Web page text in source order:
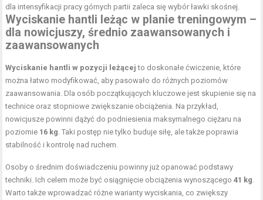
dla intensyfikacji pracy górnych partii zaleca się wybór ławki skośnej.
Wyciskanie hantli leżąc w planie treningowym –
dla nowicjuszy, średnio zaawansowanych i
zaawansowanych
Wyciskanie hantli w pozycji leżącej to doskonałe ćwiczenie, które
można łatwo modyfikować, aby pasowało do różnych poziomów
zaawansowania. Dla osób początkujących kluczowe jest skupienie się na
technice oraz stopniowe zwiększanie obciążenia. Na przykład,
nowicjusze powinni dążyć do podniesienia maksymalnego ciężaru na
poziomie 16 kg . Taki postęp nie tylko buduje siłę, ale także poprawia
stabilność i kontrolę nad ruchem.
Osoby o średnim doświadczeniu powinny już opanować podstawy
techniki. Ich celem może być osiągnięcie obciążenia wynoszącego41 kg
Warto także wprowadzać różne warianty wyciskania, co zwiększy